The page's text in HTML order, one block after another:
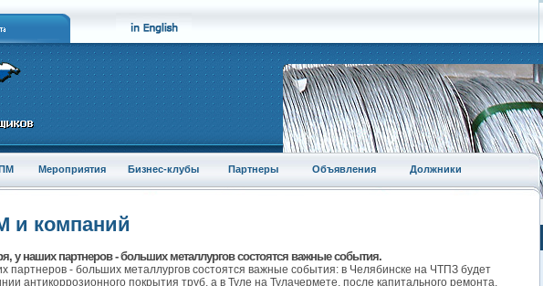
Мероприятия Бизнес-клубы Партнеры Объявления Должники
и компаний
у наших партнеров - больших металлургов состоятся важные события.
партнеров - больших металлургов состоятся важные события: в Челябинске на ЧТПЗ будет
антикоррозионного покрытия труб, а в Туле на Тулачермете, после капитального ремонта,